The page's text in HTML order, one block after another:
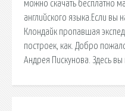
можно скачать бесплатно
английского языка.Если вы
Клондайк пропавшая
построек, как. Добро
Андрея Пискунова. Здесь